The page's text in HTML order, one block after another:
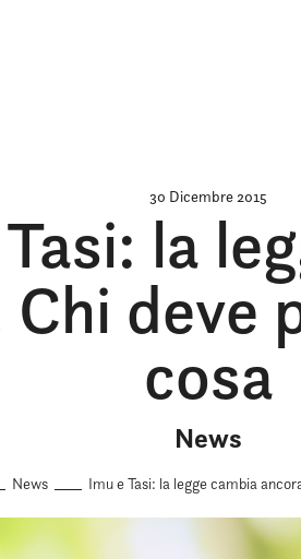
30 Dicembre 2015
la
deve
cosa
News
News Imu e Tasi: la legge cambia